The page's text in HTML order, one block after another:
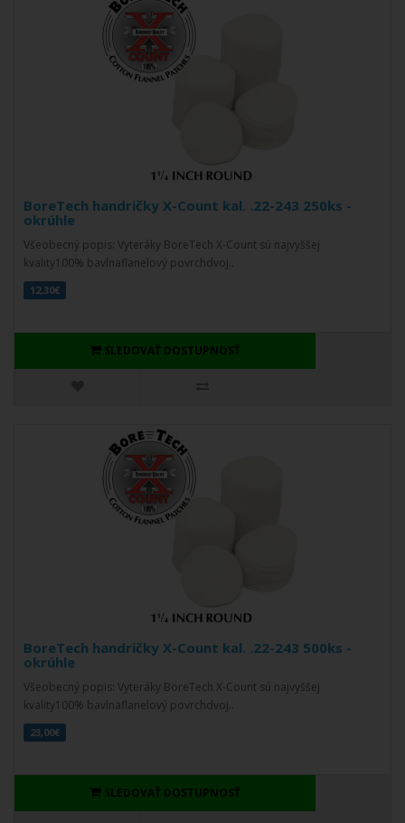
BoreTech handričky X-Count kal. .22-243 250ks -
okrúhle
Všeobecný popis: Vyteráky BoreTech X-Count sú najvyššej
kvality100% bavlnaflanelový povrchdvoj..
12,30€
SLEDOVAŤ DOSTUPNOSŤ
BoreTech handričky X-Count kal. .22-243 500ks -
okrúhle
Všeobecný popis: Vyteráky BoreTech X-Count sú najvyššej
kvality100% bavlnaflanelový povrchdvoj..
23,00€
SLEDOVAŤ DOSTUPNOSŤ